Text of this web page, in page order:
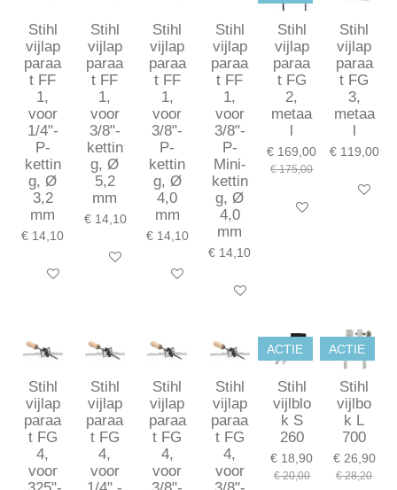
Stihl
vijlap
paraa
t FF
1,
voor
1/4"-
P-
kettin
g, Ø
3,2
mm
€ 14,10
In winkelwagen
Stihl
vijlap
paraa
t FF
1,
voor
3/8"-
kettin
g, Ø
5,2
mm
€ 14,10
In winkelwagen
Stihl
vijlap
paraa
t FF
1,
voor
3/8"-
P-
kettin
g, Ø
4,0
mm
€ 14,10
In winkelwagen
Stihl
vijlap
paraa
t FF
1,
voor
3/8"-
P-
Mini-
kettin
g, Ø
4,0
mm
€ 14,10
In winkelwagen
Stihl
vijlap
paraa
t FG
2,
metaa
l
€ 169,00
€ 175,00
In winkelwagen
Stihl
vijlap
paraa
t FG
3,
metaa
l
€ 119,00
In
Stihl
vijlap
paraa
t FG
4,
voor
Stihl
vijlap
paraa
t FG
4,
voor
Stihl
vijlap
paraa
t FG
4,
voor
Stihl
vijlap
paraa
t FG
4,
voor
ACTIE
Stihl
vijlblo
k S
260
€ 18,90
€ 20,00
ACTIE
Stihl
vijlbo
k L
700
€ 26,90
€ 28,20